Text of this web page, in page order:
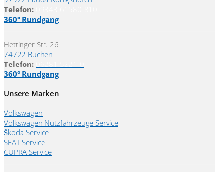
Telefon:
360° Rundgang
Hettinger Str. 26
74722 Buchen
Telefon:
360° Rundgang
Unsere Marken
Volkswagen
Volkswagen Nutzfahrzeuge Service
Škoda Service
SEAT Service
CUPRA Service